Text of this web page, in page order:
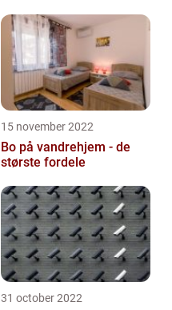
15 november 2022
Bo på vandrehjem - de
største fordele
31 october 2022